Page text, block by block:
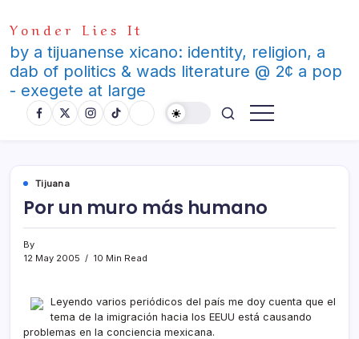
to
content
Yonder Lies It
by a tijuanense xicano: identity, religion, a
dab of politics & wads literature @ 2¢ a pop
- exegete at large
Tijuana
Por un muro más humano
By
12 May 2005
10 Min Read
Leyendo varios periódicos del paí­s me doy cuenta que el
tema de la imigración hacia los EEUU está causando
problemas en la conciencia mexicana.